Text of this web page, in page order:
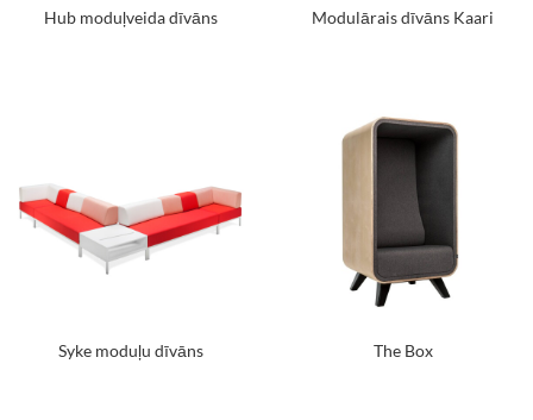
Hub moduļveida dīvāns Modulārais dīvāns Kaari
Syke moduļu dīvāns The Box